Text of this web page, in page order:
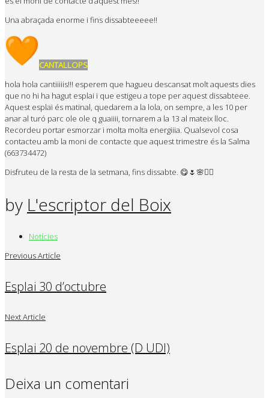
Una abraçada enorme i fins dissabteeeee!!
CANTALLOPS
hola hola cantiiiiis!!! esperem que hagueu descansat molt aquests dies
que no hi ha hagut esplai i que estigeu a tope per aquest dissabteee.
Aquest esplai és matinal, quedarem a la lola, on sempre, a les 10 per
anar al turó parc ole ole q guaiiii, tornarem a la 13 al mateix lloc.
Recordeu portar esmorzar i molta molta energiiia. Qualsevol cosa
contacteu amb la moni de contacte que aquest trimestre és la Salma
(663734472)
Disfruteu de la resta de la setmana, fins dissabte. 😋🌷🌸✌🏻
by L'escriptor del Boix
Notícies
Previous Article
Esplai 30 d’octubre
Next Article
Esplai 20 de novembre (D UDI)
Deixa un comentari